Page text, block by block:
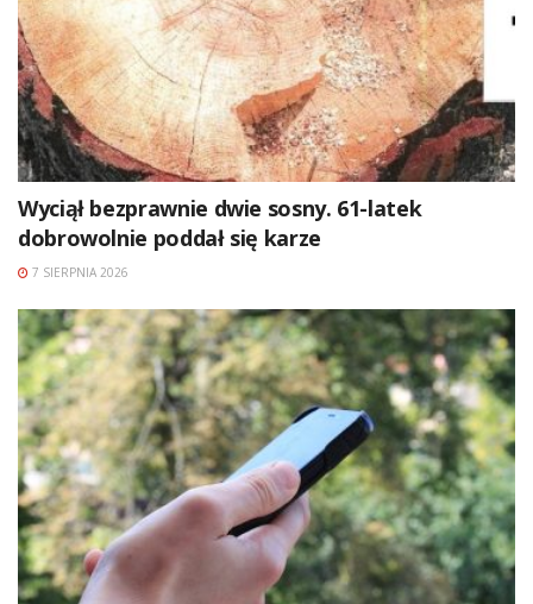
Wyciął bezprawnie dwie sosny. 61-latek
dobrowolnie poddał się karze
7 SIERPNIA 2026